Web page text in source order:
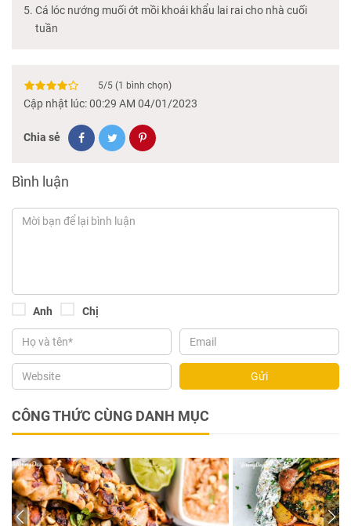
Cá lóc nướng muối ớt mồi khoái khẩu lai rai cho nhà cuối
tuần
5/5 (1 bình chọn)
Cập nhật lúc: 00:29 AM 04/01/2023
Chia sẻ
Bình luận
Anh Chị
Gửi
CÔNG THỨC CÙNG DANH MỤC